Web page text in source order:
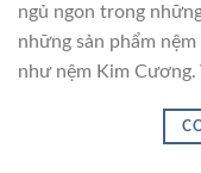
ngủ ngon trong
những sản phẩm
như nệm Kim Cương.